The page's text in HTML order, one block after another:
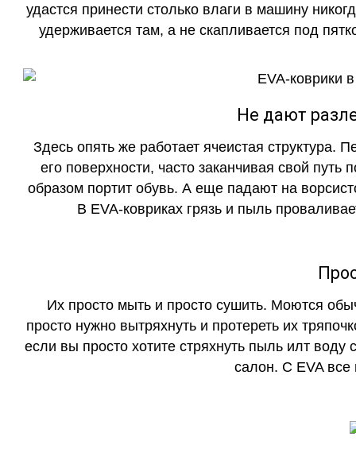
удастся принести столько влаги в машину
удерживается там, а не скапливается под
Не дают
Здесь опять же работает ячеистая структура.
его поверхности, часто заканчивая свой
образом портит обувь. А еще падают на
В EVA-ковриках грязь и пыль
Их просто мыть и просто сушить. Моются
просто нужно вытряхнуть и протереть их
если вы просто хотите стряхнуть пыль илт воду
салон. С EVA все